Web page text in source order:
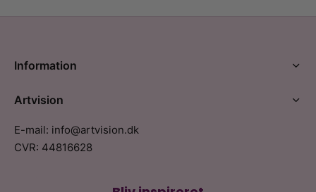
Information
Artvision
E-mail: info@artvision.dk
CVR: 44816628